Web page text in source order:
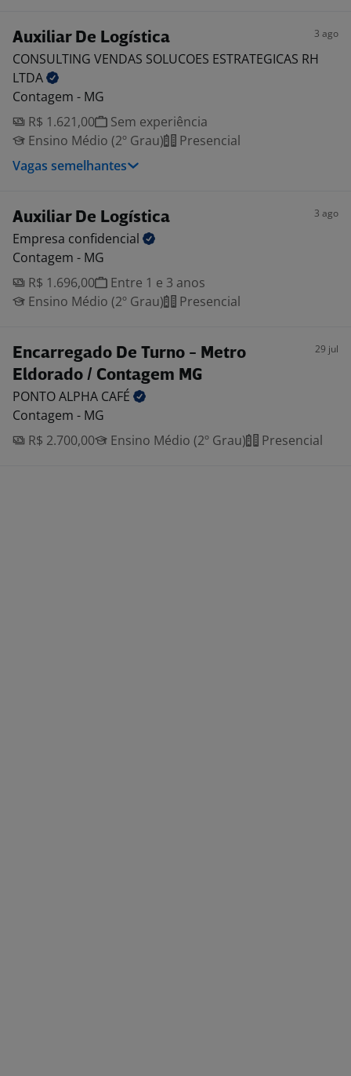
Auxiliar De Logística 3 ago
CONSULTING VENDAS SOLUCOES ESTRATEGICAS RH
LTDA
Contagem - MG
R$ 1.621,00
Sem experiência
Ensino Médio (2º Grau)
Presencial
Vagas semelhantes
Auxiliar De Logística 3 ago
Empresa confidencial
Contagem - MG
R$ 1.696,00
Entre 1 e 3 anos
Ensino Médio (2º Grau)
Presencial
Encarregado De Turno - Metro
Eldorado / Contagem MG
29 jul
PONTO ALPHA CAFÉ
Contagem - MG
R$ 2.700,00
Ensino Médio (2º Grau) Presencial